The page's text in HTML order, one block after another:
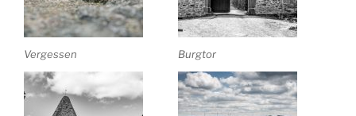
Vergessen Burgtor